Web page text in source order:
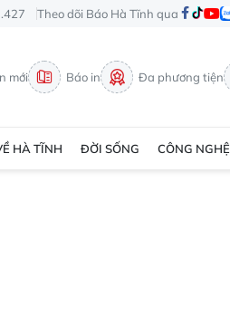
Theo dõi Báo Hà Tĩnh qua
mới Báo in Đa phương tiện
HÀ TĨNH ĐỜI SỐNG CÔNG NGHỆ